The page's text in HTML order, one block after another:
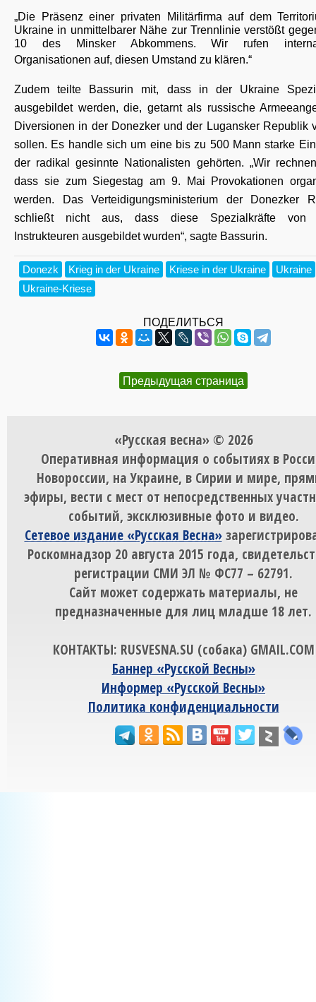
„Die Präsenz einer privaten Militärfirma auf dem
Ukraine in unmittelbarer Nähe zur Trennlinie verstößt
10 des Minsker Abkommens. Wir rufen
Organisationen auf, diesen Umstand zu klären.“
Zudem teilte Bassurin mit, dass in der Ukraine
ausgebildet werden, die, getarnt als russische
Diversionen in der Donezker und der Lugansker Republik
sollen. Es handle sich um eine bis zu 500 Mann starke
der radikal gesinnte Nationalisten gehörten. „Wir
dass sie zum Siegestag am 9. Mai Provokationen
werden. Das Verteidigungsministerium der Donezker
schließt nicht aus, dass diese Spezialkräfte von
Instrukteuren ausgebildet wurden“, sagte Bassurin.
Donezk Krieg in der Ukraine Kriese in der Ukraine
Ukraine
Ukraine-Kriese
ПОДЕЛИТЬСЯ
Предыдущая страница
«Русская весна» © 2026
Оперативная информация о событиях в
Новороссии, на Украине, в Сирии и мире,
эфиры, вести с мест от непосредственных
событий, эксклюзивные фото и видео.
Сетевое издание «Русская Весна»
Роскомнадзор 20 августа 2015 года,
регистрации СМИ ЭЛ № ФС77 – 62791.
Сайт может содержать материалы, не
предназначенные для лиц младше 18 лет.
КОНТАКТЫ: RUSVESNA.SU (собака) GMAIL.COM
Баннер «Русской Весны»
Информер «Русской Весны»
Политика конфиденциальности